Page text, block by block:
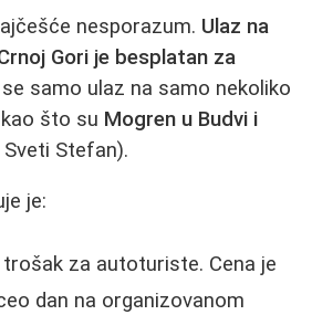
nesporazum. Ulaz na
Gori je besplatan za
samo ulaz na samo nekoliko
što su Mogren u Budvi i
Sveti Stefan).
je:
trošak za autoturiste. Cena je
dan na organizovanom